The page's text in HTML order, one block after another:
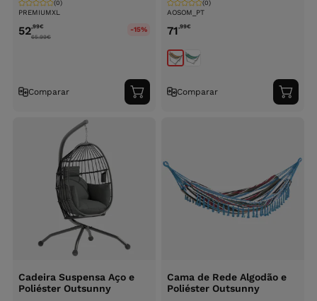
PREMIUMXL
(0)
52,99€
65.99€
-15%
Comparar
Adicionar
ao
AOSOM_PT
(0)
71,99€
Comparar
ao
Cadeira Suspensa Aço e
Poliéster Outsunny
Cama de Rede Algodão e
Poliéster Outsunny